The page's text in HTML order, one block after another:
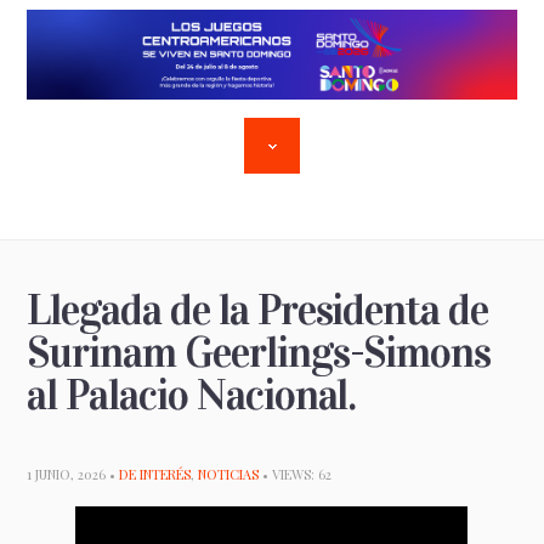
Llegada de la Presidenta de
Surinam Geerlings-Simons
al Palacio Nacional.
1 JUNIO, 2026 •DE INTERÉS,NOTICIAS • VIEWS: 62